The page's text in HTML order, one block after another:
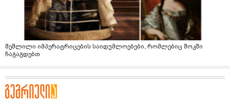
შეშლილი იმპერატრიცების საიდუმლოებები, რომლებიც შოკში
ჩაგაგდებთ